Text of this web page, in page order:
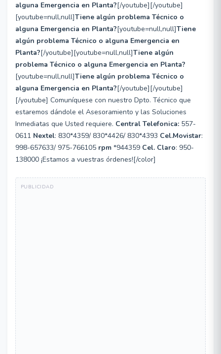
alguna Emergencia en Planta?[/youtube][/youtube]
[youtube=null,null]Tiene algún problema Técnico o
alguna Emergencia en Planta?[youtube=null,null]Tiene
algún problema Técnico o alguna Emergencia en
Planta?[/youtube][youtube=null,null]Tiene algún
problema Técnico o alguna Emergencia en Planta?
[youtube=null,null]Tiene algún problema Técnico o
alguna Emergencia en Planta?[/youtube][/youtube]
[/youtube] Comuníquese con nuestro Dpto. Técnico que
estaremos dándole el Asesoramiento y las Soluciones
Inmediatas que Usted requiere. Central Telefonica: 557-
0611 Nextel: 830*4359/ 830*4426/ 830*4393 Cel.Movistar:
998-657633/ 975-766105 rpm *944359 Cel. Claro: 950-
138000 ¡Estamos a vuestras órdenes![/color]